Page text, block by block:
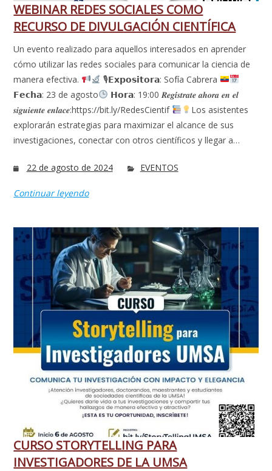
WEBINAR REDES SOCIALES COMO
RECURSO DE DIVULGACIÓN CIENTÍFICA
Un evento realizado para aquellos interesados en aprender
cómo utilizar las redes sociales para comunicar la ciencia de
manera efectiva.
🎙𝗘𝘅𝗽𝗼𝘀𝗶𝘁𝗼𝗿𝗮: Sofía Cabrera
𝗙𝗲𝗰𝗵𝗮: 23 de agosto
𝗛𝗼𝗿𝗮: 19:00 𝑹𝒆𝒈𝒊́𝒔𝒕𝒓𝒂𝒕𝒆 𝒂𝒉𝒐𝒓𝒂 𝒆𝒏 𝒆𝒍
𝒔𝒊𝒈𝒖𝒊𝒆𝒏𝒕𝒆 𝒆𝒏𝒍𝒂𝒄𝒆:https://bit.ly/RedesCientif
Los asistentes
explorarán estrategias para maximizar el alcance de sus
investigaciones, conectar con otros científicos y llegar a…
22 de agosto de 2024 EVENTOS
Continuar leyendo
CURSO STORYTELLING PARA
INVESTIGADORES DE LA UMSA